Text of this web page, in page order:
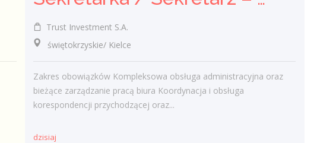
dzisiaj
Trust Investment S.A.
świętokrzyskie/ Kielce
Zakres obowiązków Kompleksowa obsługa administracyjna oraz
bieżące zarządzanie pracą biura Koordynacja i obsługa
korespondencji przychodzącej oraz...
dzisiaj